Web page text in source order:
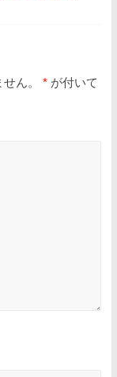
ん。 *が付いて